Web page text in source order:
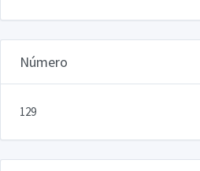
Número
129